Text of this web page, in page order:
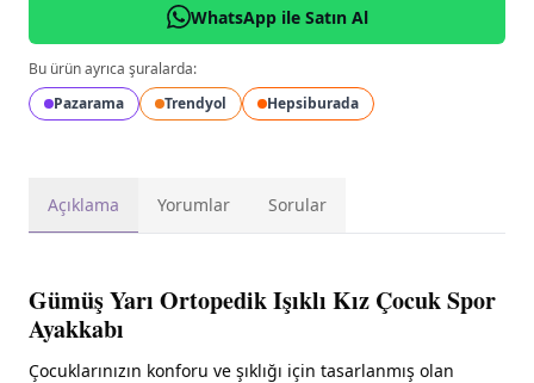
WhatsApp ile Satın Al
Bu ürün ayrıca şuralarda:
Pazarama
Trendyol Hepsiburada
Açıklama Yorumlar Sorular
Gümüş Yarı Ortopedik Işıklı Kız Çocuk Spor
Ayakkabı
Çocuklarınızın konforu ve şıklığı için tasarlanmış olan